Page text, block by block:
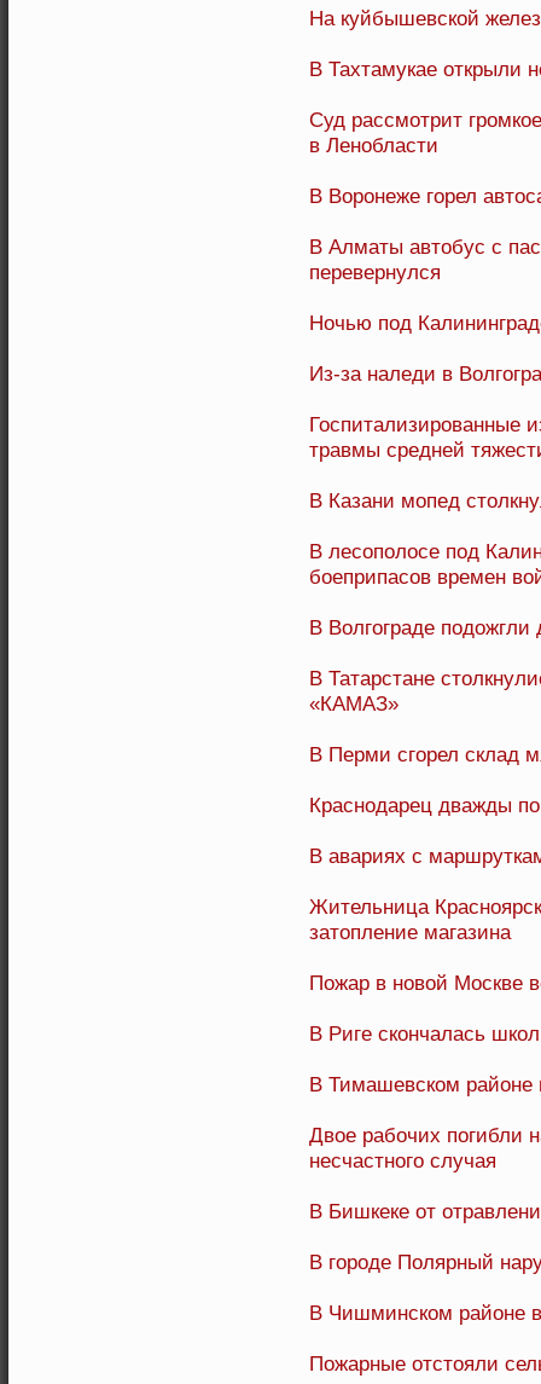
На куйбышевской
В Тахтамукае
Суд рассмотрит
в Ленобласти
В Воронеже горел
В Алматы автобус с
перевернулся
Ночью под
Из-за наледи в
Госпитализированные
травмы средней
В Казани мопед
В лесополосе под
боеприпасов времен
В Волгограде подожгли
В Татарстане
«КАМАЗ»
В Перми сгорел склад
Краснодарец дважды
В авариях с
Жительница
затопление магазина
Пожар в новой Москве
В Риге скончалась
В Тимашевском районе
Двое рабочих погибли
несчастного случая
В Бишкеке от
В городе Полярный
В Чишминском районе
Пожарные отстояли